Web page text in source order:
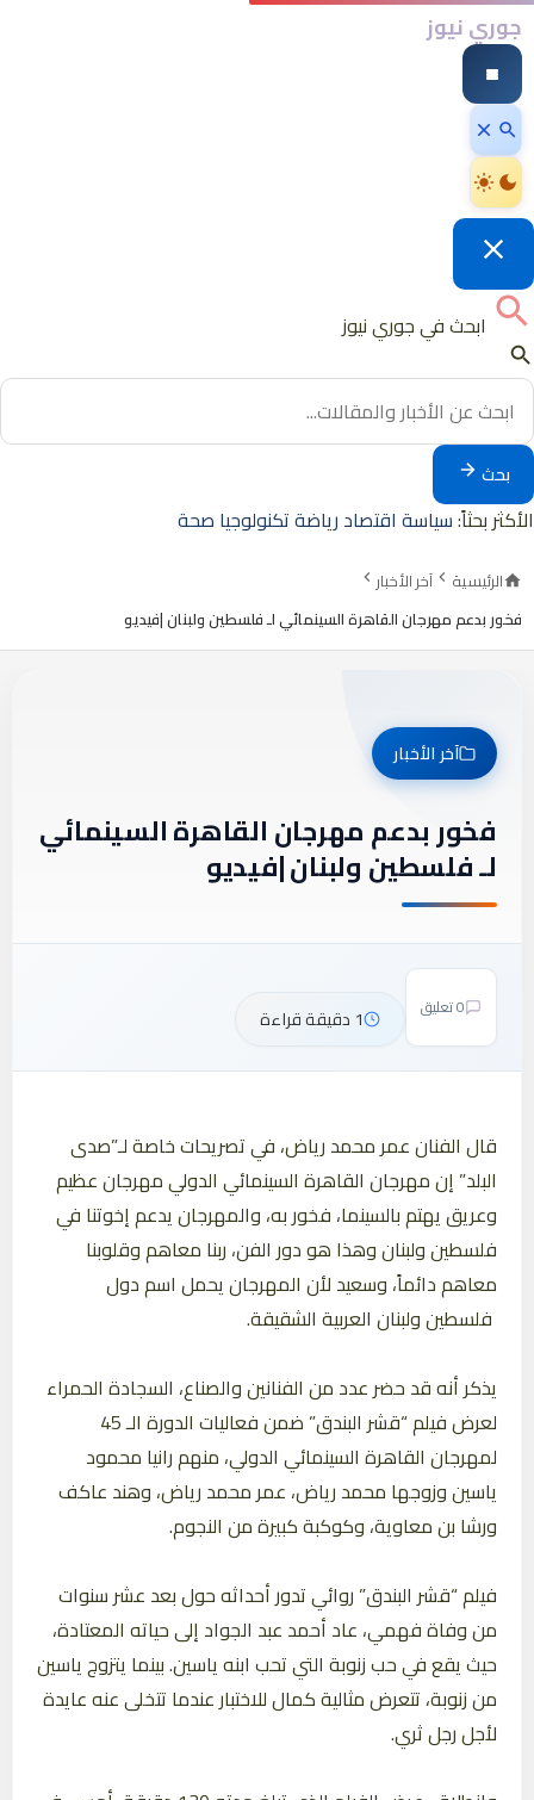
جوري نيوز
ابحث في جوري نيوز
بحث
الأكثر بحثاً:سياسة اقتصاد رياضةتكنولوجيا صحة
الرئيسية
آخر الأخبار
فخور بدعم مهرجان القاهرة السينمائي لـ فلسطين ولبنان |فيديو
آخر الأخبار
فخور بدعم مهرجان القاهرة السينمائي
لـ فلسطين ولبنان |فيديو
0 تعليق 1 دقيقة قراءة
قال الفنان عمر محمد رياض، في تصريحات خاصة لـ”صدى
البلد” إن مهرجان القاهرة السينمائي الدولي مهرجان عظيم
وعريق يهتم بالسينما، فخور به، والمهرجان يدعم إخوتنا في
فلسطين ولبنان وهذا هو دور الفن، ربنا معاهم وقلوبنا
معاهم دائماً، وسعيد لأن المهرجان يحمل اسم دول
فلسطين ولبنان العربية الشقيقة.
يذكر أنه قد حضر عدد من الفنانين والصناع، السجادة الحمراء
لعرض فيلم “قشر البندق” ضمن فعاليات الدورة الـ 45
لمهرجان القاهرة السينمائي الدولي، منهم رانيا محمود
ياسين وزوجها محمد رياض، عمر محمد رياض، وهند عاكف
ورشا بن معاوية، وكوكبة كبيرة من النجوم.
فيلم “قشر البندق” روائي تدور أحداثه حول بعد عشر سنوات
من وفاة فهمي، عاد أحمد عبد الجواد إلى حياته المعتادة،
حيث يقع في حب زنوبة التي تحب ابنه ياسين. بينما يتزوج ياسين
من زنوبة، تتعرض مثالية كمال للاختبار عندما تتخلى عنه عايدة
لأجل رجل ثري.